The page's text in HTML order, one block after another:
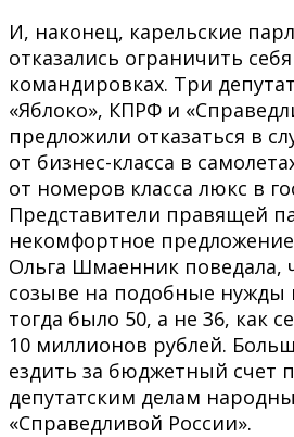
И, наконец, карельские
отказались ограничить
командировках. Три
«Яблоко», КПРФ и
предложили отказаться в
от бизнес-класса в
от номеров класса люкс в
Представители правящей
некомфортное
Ольга Шмаенник поведала,
созыве на подобные нужды
тогда было 50, а не 36, как
10 миллионов рублей.
ездить за бюджетный счет
депутатским делам
«Справедливой России».